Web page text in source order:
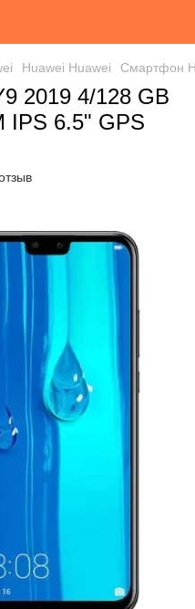
Huawei Huawei Смартфон
2019 4/128 GB
IPS 6.5" GPS